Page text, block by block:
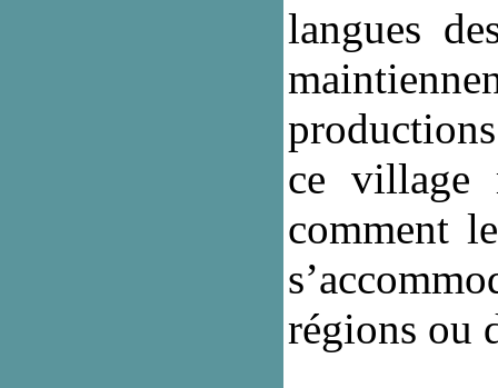
langues
ce village
comment
régions ou